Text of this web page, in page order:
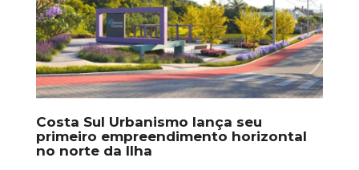
Costa Sul Urbanismo lança seu
primeiro empreendimento horizontal
no norte da Ilha